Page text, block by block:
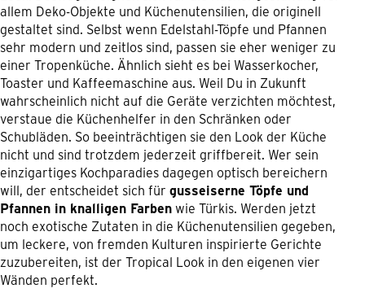
allem Deko-Objekte und Küchenutensilien, die originell
gestaltet sind. Selbst wenn Edelstahl-Töpfe und Pfannen
sehr modern und zeitlos sind, passen sie eher weniger zu
einer Tropenküche. Ähnlich sieht es bei Wasserkocher,
Toaster und Kaffeemaschine aus. Weil Du in Zukunft
wahrscheinlich nicht auf die Geräte verzichten möchtest,
verstaue die Küchenhelfer in den Schränken oder
Schubläden. So beeinträchtigen sie den Look der Küche
nicht und sind trotzdem jederzeit griffbereit. Wer sein
einzigartiges Kochparadies dagegen optisch bereichern
will, der entscheidet sich für gusseiserne Töpfe und
Pfannen in knalligen Farbenwie Türkis. Werden jetzt
noch exotische Zutaten in die Küchenutensilien gegeben,
um leckere, von fremden Kulturen inspirierte Gerichte
zuzubereiten, ist der Tropical Look in den eigenen vier
Wänden perfekt.